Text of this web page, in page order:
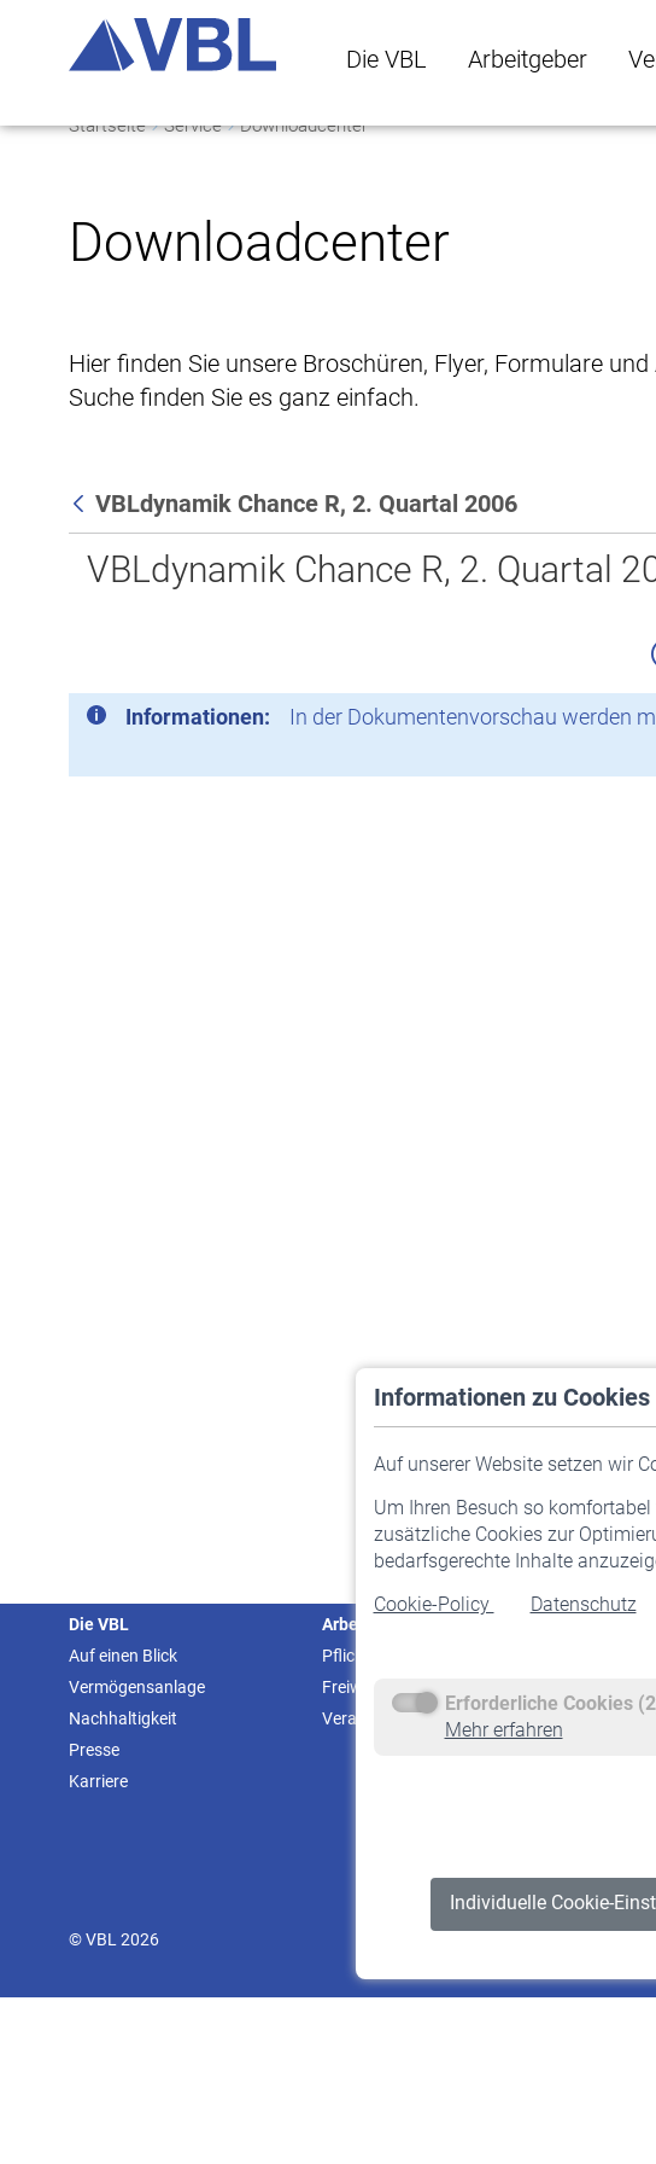
Die VBL Arbeitgeber
Startseite Service Downloadcenter
Downloadcenter
Hier finden Sie unsere Broschüren, Flyer, Formulare
Suche finden Sie es ganz einfach.
Zurück
VBLdynamik Chance R, 2. Quartal 2006
VBLdynamik Chance R, 2. Quartal
Informationen: In der Dokumentenvorschau werden
Informationen zu Cookies
Auf unserer Website setzen wir
Um Ihren Besuch so
zusätzliche Cookies zur
bedarfsgerechte Inhalte
Cookie-Policy
Datenschutz
Erforderliche Cookies
Mehr erfahren
Individuelle Cookie-
Die VBL
Auf einen Blick
Vermögensanlage
Nachhaltigkeit
Presse
Karriere
Arbeitgeber
Pflichtversicherung
Freiwillige Versicherung
Veranstaltungen
Staatliche
© VBL 2026